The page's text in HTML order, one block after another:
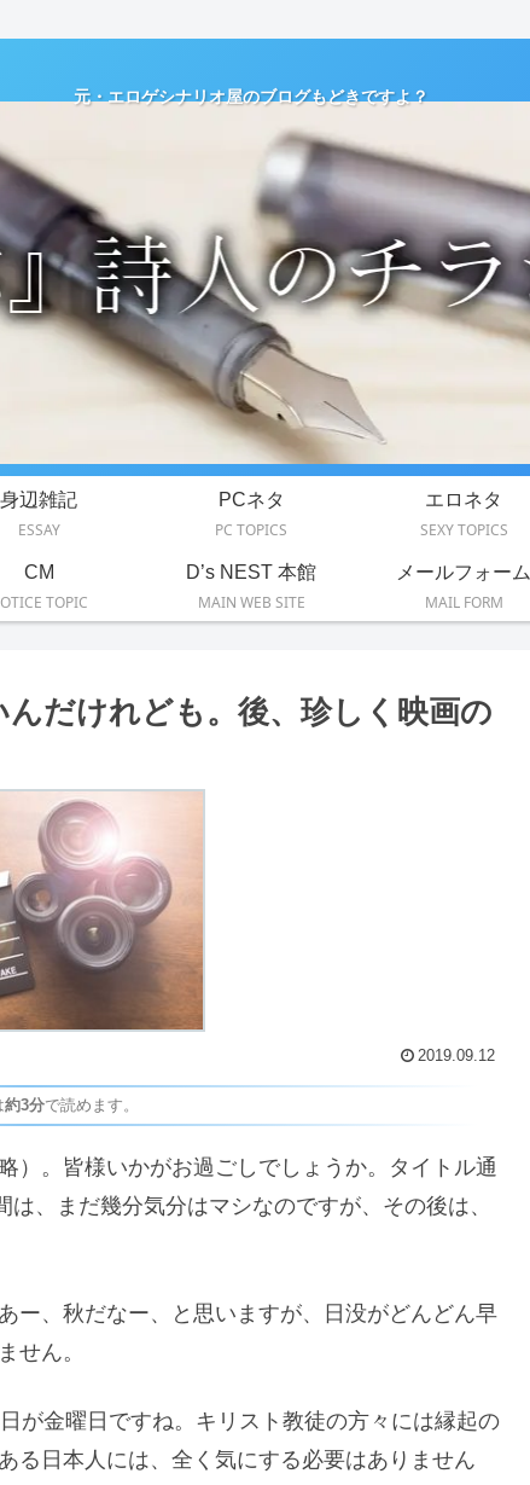
元・エロゲシナリオ屋のブログもどきですよ？
身辺雑記
ESSAY
PCネタ
PC TOPICS
エロネタ
SEXY TOPICS
CM
TOPIC
D’s NEST 本館
MAIN WEB SITE
メールフォーム
MAIL FORM
だけれども。後、珍しく映画の
2019.09.12
約3分で読めます。
）。皆様いかがお過ごしでしょうか。タイトル通
、まだ幾分気分はマシなのですが、その後は、
ー、秋だなー、と思いますが、日没がどんどん早
せん。
が金曜日ですね。キリスト教徒の方々には縁起の
る日本人には、全く気にする必要はありません